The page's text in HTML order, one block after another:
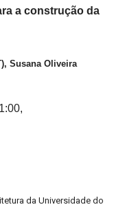
a construção da
Susana Oliveira
da Universidade do